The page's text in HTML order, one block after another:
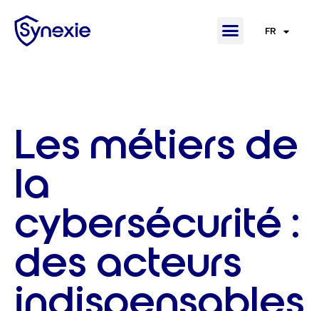
FR
EN
Les métiers de
la
cybersécurité :
des acteurs